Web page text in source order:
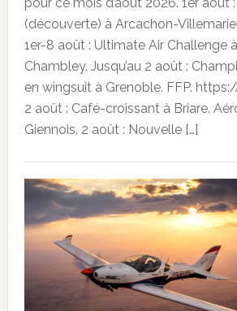
(découverte) à Arcachon-
1er-8 août : Ultimate Air Challenge
Chambley. Jusqu’au 2 août :
en wingsuit à Grenoble. FFP.
2 août : Café-croissant à Briare.
Giennois. 2 août : Nouvelle […]